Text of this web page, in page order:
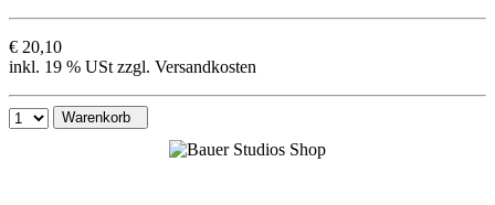
€ 20,10
inkl. 19 % USt zzgl. Versandkosten
Warenkorb